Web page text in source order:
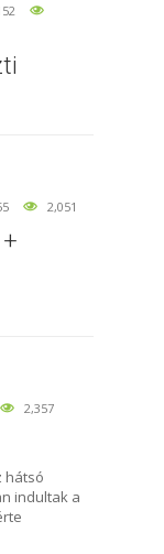
2,051
2,357
hátsó
indultak a